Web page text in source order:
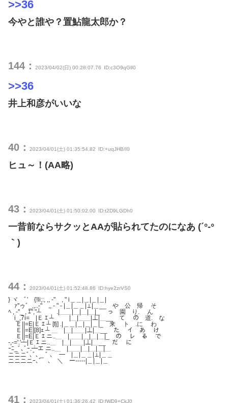
>>36
今やと誰や？置鮎龍太郎か？
144： 2023/04/02(日) 00:28:07.76 ID:c3O9qGlI0
>>36
井上和彦がいいな
40： 2023/04/01(土) 01:35:54.82 ID:+uqJHB/I0
ヒュ～！(AA略)
43： 2023/04/01(土) 01:50:02.00 ID:t2D9LGDh0
一昔前ならサクッとAAが貼られてたのになあ (´°‐°
｀)
44： 2023/04/01(土) 01:52:48.86 ID:hye2zrVS0
} ヾ ﾞ' {!li;:, ,, -" , " i＿＿|＿|＿|＿|
ゞｧ''ゥﾞ_,,..-" ,, - " - |＿|＿＿|⊥|＿__ や 公 帰 そ
ﾍ , -''_ , ｴ","┴ .|＿＿|＿|＿|＿|_ っ 園 り. ん
i_,7i= |Ｅ ｴ ┴ |＿|＿＿|⊥|＿__ て の 道. な
Ｅ||=E|Ｅ ｴ ┴ [fj] .|＿＿|＿|＿|＿|_ 来 ト .に わ
Ｅ||=E|[8]ｪ ┴ ＿ |＿|＿＿|⊥|＿__ た イ あ け
Ｅ||=E|Ｅ ｴ ニ..＿ |＿＿|＿|＿|＿|_ の レ る で
-,-='.'┷|Ｅ ｴ ニ..＿ |＿|＿＿|⊥|＿__ だ に
ｰﾆ_ﾞ､ﾞｰ.┷エ ニ..＿ |＿＿|＿|＿|＿|＿
ニニニﾞ､ﾞ､ _ ﾞ ､ ━ |＿|＿＿|⊥|＿＿
ニニニニｰ､ﾞ ､ ＼ ー-----|＿|＿|＿
41： 2023/04/01(土) 01:36:26.42 ID:fWD9+CkJ0